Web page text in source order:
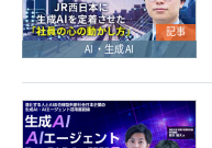
記事
AI・生成AI